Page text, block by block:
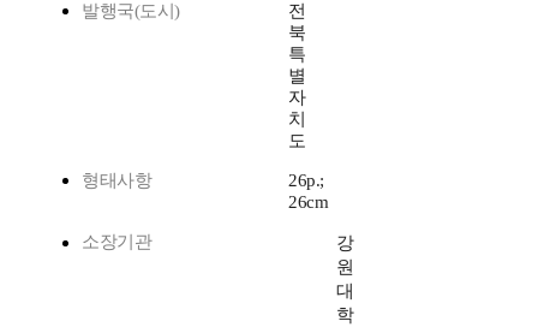
발행국(도시)
전
북
특
별
자
치
도
형태사항
26p.;
26cm
소장기관
강
원
대
학